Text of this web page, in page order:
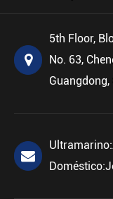
5th Floor,
No. 63,
Guangdong,
Ultramarino:
Doméstico: